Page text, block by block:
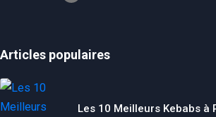
Articles populaires
Les 10 Meilleurs Kebabs à